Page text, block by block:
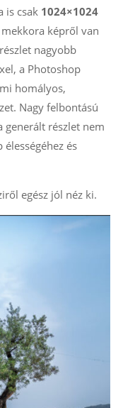
is csak 1024×1024
képről van
nagyobb
a Photoshop
homályos,
Nagy felbontású
generált részlet nem
és
egész jól néz ki.